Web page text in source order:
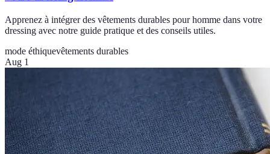
Apprenez à intégrer des vêtements durables pour homme dans votre
dressing avec notre guide pratique et des conseils utiles.
mode éthiquevêtements durables
Aug 1